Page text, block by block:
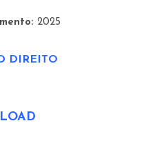
2025
DIREITO